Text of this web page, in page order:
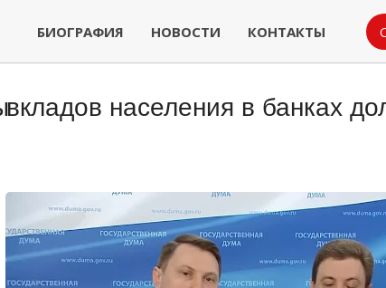
БИОГРАФИЯ НОВОСТИ КОНТАКТЫ
населения в банках